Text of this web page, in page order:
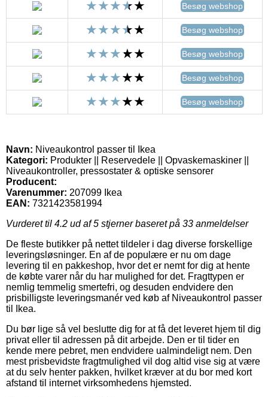
Besøg webshop
Besøg webshop
Besøg webshop
Besøg webshop
Besøg webshop
Navn: Niveaukontrol passer til Ikea
Kategori: Produkter || Reservedele || Opvaskemaskiner ||
Niveaukontroller, pressostater & optiske sensorer
Producent:
Varenummer: 207099 Ikea
EAN: 7321423581994
Vurderet til 4.2 ud af 5 stjerner baseret på 33 anmeldelser
De fleste butikker på nettet tildeler i dag diverse forskellige
leveringsløsninger. En af de populære er nu om dage
levering til en pakkeshop, hvor det er nemt for dig at hente
de købte varer når du har mulighed for det. Fragttypen er
nemlig temmelig smertefri, og desuden endvidere den
prisbilligste leveringsmanér ved køb af Niveaukontrol passer
til Ikea.
Du bør lige så vel beslutte dig for at få det leveret hjem til dig
privat eller til adressen på dit arbejde. Den er til tider en
kende mere pebret, men endvidere ualmindeligt nem. Den
mest prisbevidste fragtmulighed vil dog altid vise sig at være
at du selv henter pakken, hvilket kræver at du bor med kort
afstand til internet virksomhedens hjemsted.